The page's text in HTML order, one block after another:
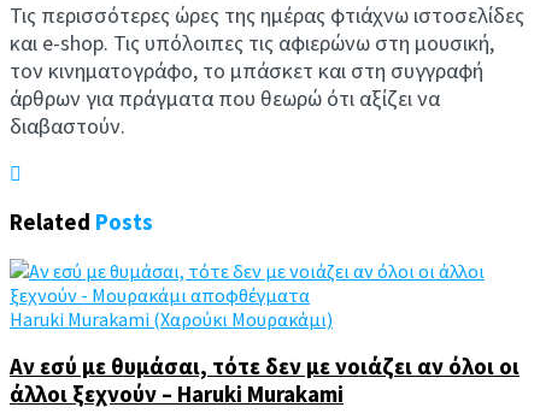
Τις περισσότερες ώρες της ημέρας φτιάχνω ιστοσελίδες
και e-shop. Τις υπόλοιπες τις αφιερώνω στη μουσική,
τον κινηματογράφο, το μπάσκετ και στη συγγραφή
άρθρων για πράγματα που θεωρώ ότι αξίζει να
διαβαστούν.
Related Posts
Haruki Murakami (Χαρούκι Μουρακάμι)
Αν εσύ με θυμάσαι, τότε δεν με νοιάζει αν όλοι οι
άλλοι ξεχνούν – Haruki Murakami